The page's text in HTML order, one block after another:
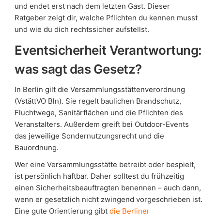
und endet erst nach dem letzten Gast. Dieser
Ratgeber zeigt dir, welche Pflichten du kennen musst
und wie du dich rechtssicher aufstellst.
Eventsicherheit Verantwortung:
was sagt das Gesetz?
In Berlin gilt die Versammlungsstättenverordnung
(VstättVO Bln). Sie regelt baulichen Brandschutz,
Fluchtwege, Sanitärflächen und die Pflichten des
Veranstalters. Außerdem greift bei Outdoor-Events
das jeweilige Sondernutzungsrecht und die
Bauordnung.
Wer eine Versammlungsstätte betreibt oder bespielt,
ist persönlich haftbar. Daher solltest du frühzeitig
einen Sicherheitsbeauftragten benennen – auch dann,
wenn er gesetzlich nicht zwingend vorgeschrieben ist.
Eine gute Orientierung gibt die Berliner